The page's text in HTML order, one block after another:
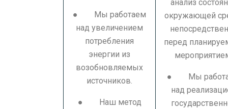
● Мы работаем
над увеличением
потребления
энергии из
возобновляемых
источников.
● Наш метод
анализ
окружающей
перед
● Мы
над